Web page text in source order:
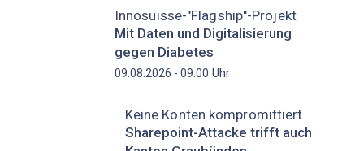
Innosuisse-"Flagship"-Projekt
Mit Daten und Digitalisierung
gegen Diabetes
09.08.2026 - 09:00 Uhr
Keine Konten kompromittiert
Sharepoint-Attacke trifft auch